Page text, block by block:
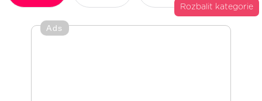
Rozbalit kategorie
Ads